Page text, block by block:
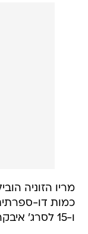
מריו הזוניה
ו-15 לסרג' איבקה.